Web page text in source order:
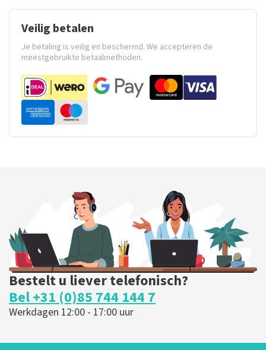
Veilig betalen
Je betaling is veilig en beschermd. We accepteren de
meestgebruikte betaalmethoden.
Bestelt u liever telefonisch?
Bel +31 (0)85 744 144 7
Werkdagen 12:00 - 17:00 uur